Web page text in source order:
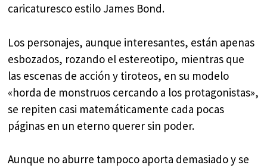
caricaturesco estilo James Bond.
Los personajes, aunque interesantes, están apenas
esbozados, rozando el estereotipo, mientras que
las escenas de acción y tiroteos, en su modelo
«horda de monstruos cercando a los protagonistas»,
se repiten casi matemáticamente cada pocas
páginas en un eterno querer sin poder.
Aunque no aburre tampoco aporta demasiado y se